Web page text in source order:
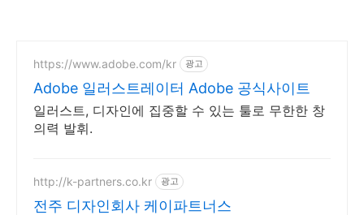
https://www.adobe.com/kr 광고
Adobe 일러스트레이터 Adobe 공식사이트
일러스트, 디자인에 집중할 수 있는 툴로 무한한 창
의력 발휘.
http://k-partners.co.kr 광고
전주 디자인회사 케이파트너스